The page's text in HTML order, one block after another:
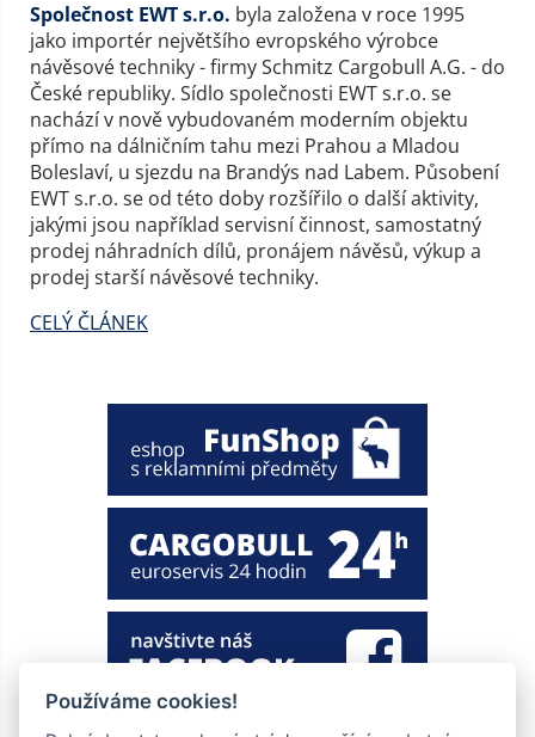
Společnost EWT s.r.o. byla založena v roce 1995
jako importér největšího evropského výrobce
návěsové techniky - firmy Schmitz Cargobull A.G. - do
České republiky. Sídlo společnosti EWT s.r.o. se
nachází v nově vybudovaném moderním objektu
přímo na dálničním tahu mezi Prahou a Mladou
Boleslaví, u sjezdu na Brandýs nad Labem. Působení
EWT s.r.o. se od této doby rozšířilo o další aktivity,
jakými jsou například servisní činnost, samostatný
prodej náhradních dílů, pronájem návěsů, výkup a
prodej starší návěsové techniky.
CELÝ ČLÁNEK
Používáme cookies!